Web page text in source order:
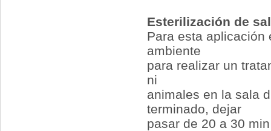
Esterilización de
Para esta aplicación
ambiente
para realizar un
ni
animales en la sala
terminado, dejar
pasar de 20 a 30